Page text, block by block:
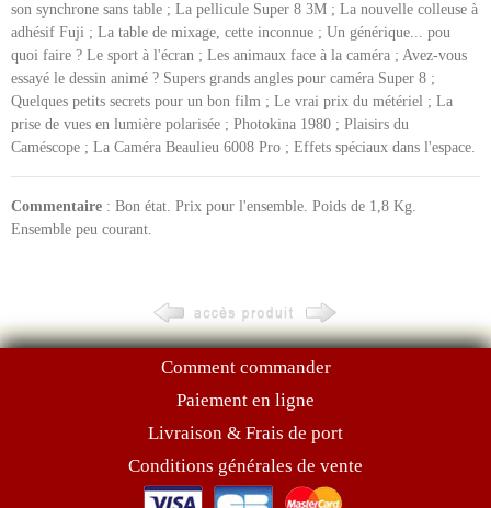
son synchrone sans table ; La pellicule Super 8 3M ; La nouvelle colleuse à
adhésif Fuji ; La table de mixage, cette inconnue ; Un générique... pou
quoi faire ? Le sport à l'écran ; Les animaux face à la caméra ; Avez-vous
essayé le dessin animé ? Supers grands angles pour caméra Super 8 ;
Quelques petits secrets pour un bon film ; Le vrai prix du métériel ; La
prise de vues en lumière polarisée ; Photokina 1980 ; Plaisirs du
Caméscope ; La Caméra Beaulieu 6008 Pro ; Effets spéciaux dans l'espace.
Commentaire : Bon état. Prix pour l'ensemble. Poids de 1,8 Kg.
Ensemble peu courant.
Comment commander
Paiement en ligne
Livraison & Frais de port
Conditions générales de vente